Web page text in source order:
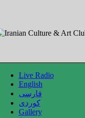
Live Radio
English
فارسی
کوردی
Gallery